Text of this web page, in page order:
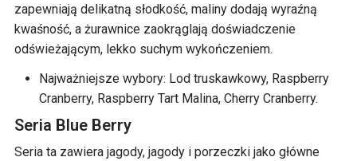
zapewniają delikatną słodkość, maliny dodają wyraźną
kwaśność, a żurawnice zaokrąglają doświadczenie
odświeżającym, lekko suchym wykończeniem.
Najważniejsze wybory: Lod truskawkowy, Raspberry
Cranberry, Raspberry Tart Malina, Cherry Cranberry.
Seria Blue Berry
Seria ta zawiera jagody, jagody i porzeczki jako główne